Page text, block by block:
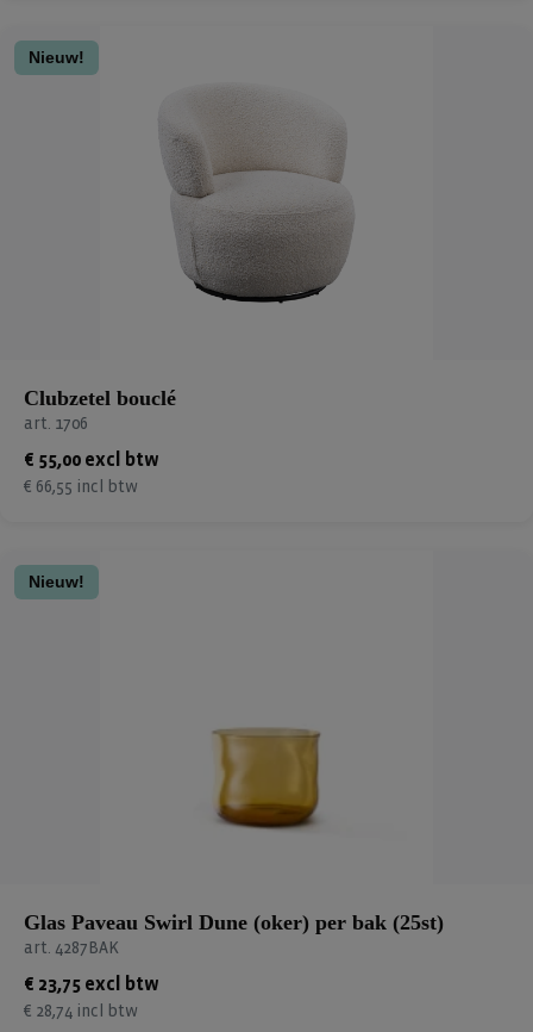
Nieuw!
Clubzetel bouclé
art. 1706
€ 55,00 excl btw
€ 66,55 incl btw
Nieuw!
Glas Paveau Swirl Dune (oker) per bak (25st)
art. 4287BAK
€ 23,75 excl btw
€ 28,74 incl btw